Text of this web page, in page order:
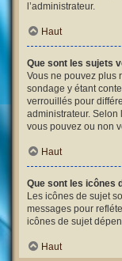
l’administrateur.
Haut
Que sont les sujets
Vous ne pouvez plus
sondage y étant
verrouillés pour
administrateur. Selon
vous pouvez ou non
Haut
Que sont les icônes
Les icônes de sujet
messages pour
icônes de sujet
Haut